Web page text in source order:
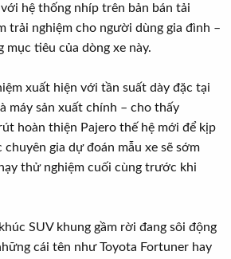
hệ thống nhíp trên bản bán tải
trải nghiệm cho người dùng gia đình –
mục tiêu của dòng xe này.
xuất hiện với tần suất dày đặc tại
máy sản xuất chính – cho thấy
hoàn thiện Pajero thế hệ mới để kịp
gia dự đoán mẫu xe sẽ sớm
thử nghiệm cuối cùng trước khi
SUV khung gầm rời đang sôi động
cái tên như Toyota Fortuner hay